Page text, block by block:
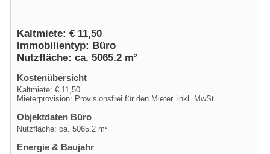
Kaltmiete: € 11,50
Immobilientyp: Büro
Nutzfläche: ca. 5065.2 m²
Kostenübersicht
Kaltmiete: € 11,50
Mieterprovision: Provisionsfrei für den Mieter. inkl. MwSt.
Objektdaten Büro
Nutzfläche: ca. 5065.2 m²
Energie & Baujahr